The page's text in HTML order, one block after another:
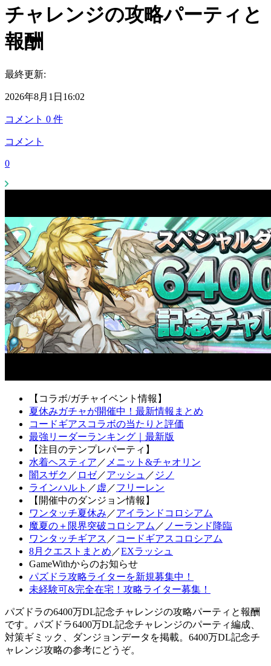
チャレンジの攻略パーティと
報酬
最終更新:
2026年8月1日16:02
コメント 0 件
コメント
0
【コラボ/ガチャイベント情報】
夏休みガチャが開催中！最新情報まとめ
コードギアスコラボの当たりと評価
最強リーダーランキング｜最新版
【注目のテンプレパーティ】
水着ヘスティア ／ メニット&チャオリン
闇スザク ／ ロゼ／アッシュ ／ ジノ
ラインハルト ／ 虚 ／フリーレン
【開催中のダンジョン情報】
ワンタッチ夏休み ／アイランドコロシアム
魔夏の＋限界突破コロシアム ／ ノーランド降臨
ワンタッチギアス ／ コードギアスコロシアム
8月クエストまとめ ／EXラッシュ
GameWithからのお知らせ
パズドラ攻略ライターを新規募集中！
未経験可&完全在宅！攻略ライター募集！
パズドラの6400万DL記念チャレンジの攻略パーティと報酬
です。パズドラ6400万DL記念チャレンジのパーティ編成、
対策ギミック、ダンジョンデータを掲載。6400万DL記念チ
ャレンジ攻略の参考にどうぞ。